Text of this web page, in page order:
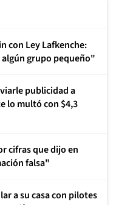
con Ley Lafkenche:
grupo pequeño"
publicidad a
lo multó con $4,3
cifras que dijo en
falsa"
a su casa con pilotes